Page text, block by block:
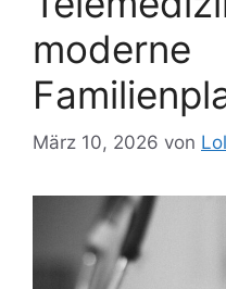
moderne
März 10, 2026 von